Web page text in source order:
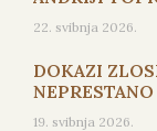
22. svibnja 2026.
DOKAZI
19. svibnja 2026.